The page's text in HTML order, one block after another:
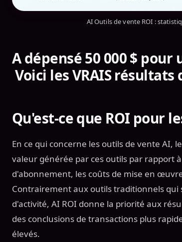
AI Outils de vente ROI :
A dépensé 50 000 $
Voici les VRAIS résultats
Qu'est-ce que ROI pour
En ce qui concerne les outils de vente AI,
valeur générée par ces outils par rapport
d'abonnement, les coûts de mise en
Contrairement aux outils traditionnels
d'activité, AI ROI donne la priorité aux
des conclusions de transactions plus
élevés.